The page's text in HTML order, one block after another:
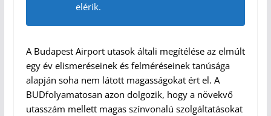
elérik.
A Budapest Airport utasok általi megítélése az elmúlt
egy év elismeréseinek és felméréseinek tanúsága
alapján soha nem látott magasságokat ért el. A
BUDfolyamatosan azon dolgozik, hogy a növekvő
utasszám mellett magas színvonalú szolgáltatásokat